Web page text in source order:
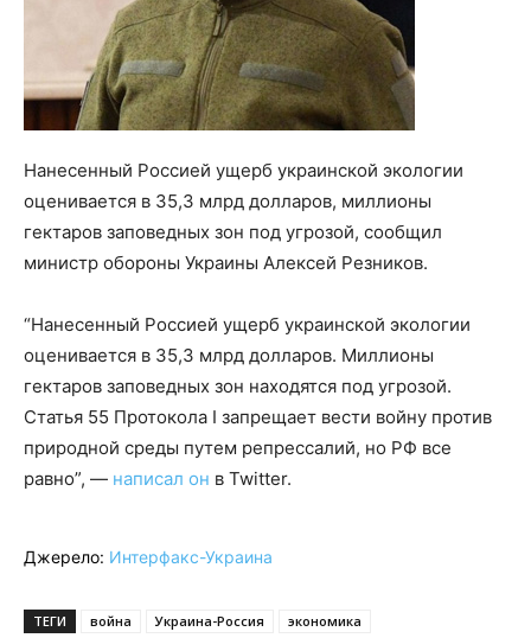
Нанесенный Россией ущерб украинской экологии
оценивается в 35,3 млрд долларов, миллионы
гектаров заповедных зон под угрозой, сообщил
министр обороны Украины Алексей Резников.
“Нанесенный Россией ущерб украинской экологии
оценивается в 35,3 млрд долларов. Миллионы
гектаров заповедных зон находятся под угрозой.
Статья 55 Протокола I запрещает вести войну против
природной среды путем репрессалий, но РФ все
равно”, — написал он в Twitter.
Джерело: Интерфакс-Украина
ТЕГИ война Украина-Россия экономика